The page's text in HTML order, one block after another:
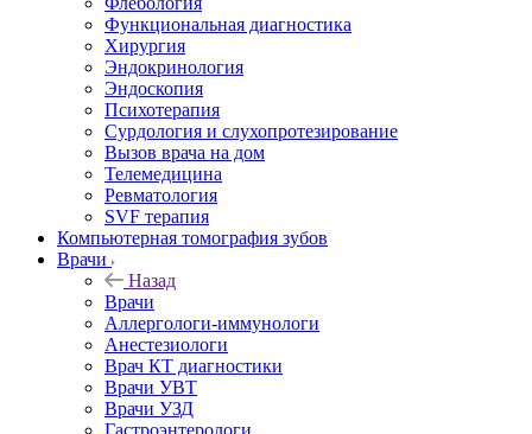
Функциональная диагностика
Хирургия
Эндокринология
Эндоскопия
Психотерапия
Сурдология и слухопротезирование
Вызов врача на дом
Телемедицина
Ревматология
SVF терапия
Компьютерная томография зубов
Врачи
Назад
Врачи
Аллергологи-иммунологи
Анестезиологи
Врач КТ диагностики
Врачи УВТ
Врачи УЗД
Гастроэнтерологи